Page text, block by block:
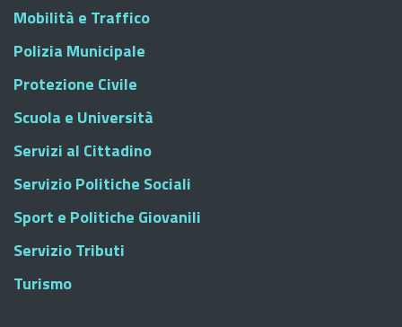
Mobilità e Traffico
Polizia Municipale
Protezione Civile
Scuola e Università
Servizi al Cittadino
Servizio Politiche Sociali
Sport e Politiche Giovanili
Servizio Tributi
Turismo